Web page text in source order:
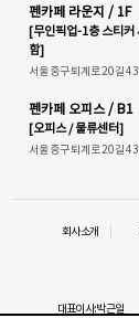
펜카페 라운지 / 1F
[무인픽업-1층 스티커
함]
서울 중구 퇴계로 20길
펜카페 오피스 / B1
[오피스 / 물류센터]
서울 중구 퇴계로 20길
회사소개
대표이사:박근일